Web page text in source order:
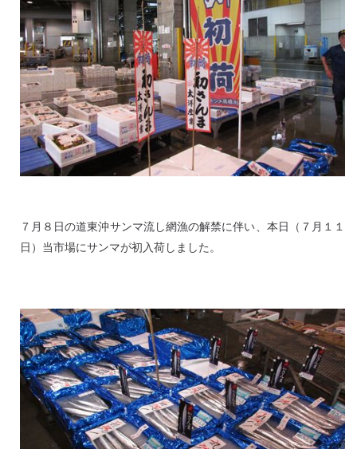
７月８日の道東沖サンマ流し網漁の解禁に伴い、本日（７月１１
日）当市場にサンマが初入荷しました。